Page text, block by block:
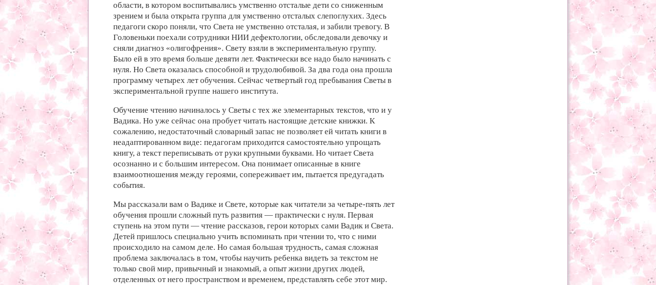
области, в котором воспитывались умственно отсталые дети со сниженным
зрением и была открыта группа для умственно отсталых слепоглухих. Здесь
педагоги скоро поняли, что Света не умственно отсталая, и забили тревогу. В
Головеньки поехали сотрудники НИИ дефектологии, обследовали девочку и
сняли диагноз «олигофрения». Свету взяли в экспериментальную группу.
Было ей в это время больше девяти лет. Фактически все надо было начинать с
нуля. Но Света оказалась способной и трудолюбивой. За два года она прошла
программу четырех лет обучения. Сейчас четвертый год пребывания Светы в
экспериментальной группе нашего института.
Обучение чтению начиналось у Светы с тех же элементарных текстов, что и у
Вадика. Но уже сейчас она пробует читать настоящие детские книжки. К
сожалению, недостаточный словарный запас не позволяет ей читать книги в
неадаптированном виде: педагогам приходится самостоятельно упрощать
книгу, а текст переписывать от руки крупными буквами. Но читает Света
осознанно и с большим интересом. Она понимает описанные в книге
взаимоотношения между героями, сопереживает им, пытается предугадать
события.
Мы рассказали вам о Вадике и Свете, которые как читатели за четыре-пять лет
обучения прошли сложный путь развития — практически с нуля. Первая
ступень на этом пути — чтение рассказов, герои которых сами Вадик и Света.
Детей пришлось специально учить вспоминать при чтении то, что с ними
происходило на самом деле. Но самая большая трудность, самая сложная
проблема заключалась в том, чтобы научить ребенка видеть за текстом не
только свой мир, привычный и знакомый, а опыт жизни других людей,
отделенных от него пространством и временем, представлять себе этот мир.